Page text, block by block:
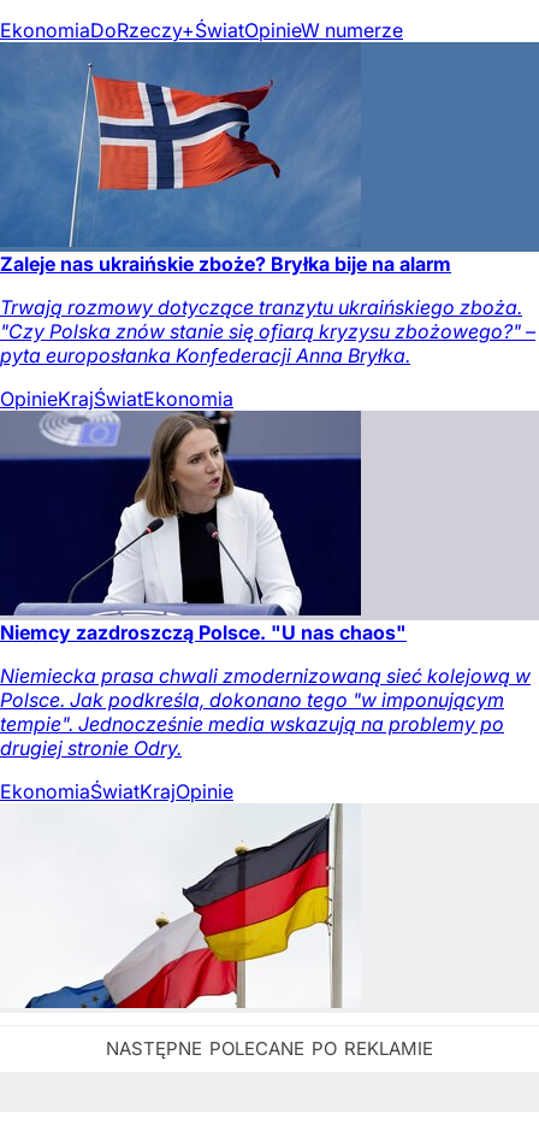
EkonomiaDoRzeczy+ŚwiatOpinieW numerze
Zaleje nas ukraińskie zboże? Bryłka bije na alarm
Trwają rozmowy dotyczące tranzytu ukraińskiego zboża.
"Czy Polska znów stanie się ofiarą kryzysu zbożowego?" –
pyta europosłanka Konfederacji Anna Bryłka.
OpinieKrajŚwiatEkonomia
Niemcy zazdroszczą Polsce. "U nas chaos"
Niemiecka prasa chwali zmodernizowaną sieć kolejową w
Polsce. Jak podkreśla, dokonano tego "w imponującym
tempie". Jednocześnie media wskazują na problemy po
drugiej stronie Odry.
EkonomiaŚwiatKrajOpinie